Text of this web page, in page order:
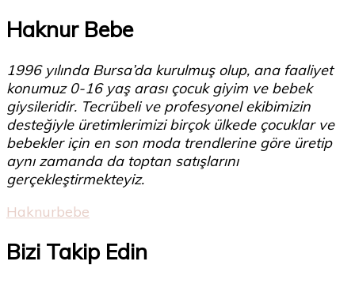
Haknur Bebe
1996 yılında Bursa’da kurulmuş olup, ana faaliyet
konumuz 0-16 yaş arası çocuk giyim ve bebek
giysileridir. Tecrübeli ve profesyonel ekibimizin
desteğiyle üretimlerimizi birçok ülkede çocuklar ve
bebekler için en son moda trendlerine göre üretip
aynı zamanda da toptan satışlarını
gerçekleştirmekteyiz.
Haknurbebe
Bizi Takip Edin